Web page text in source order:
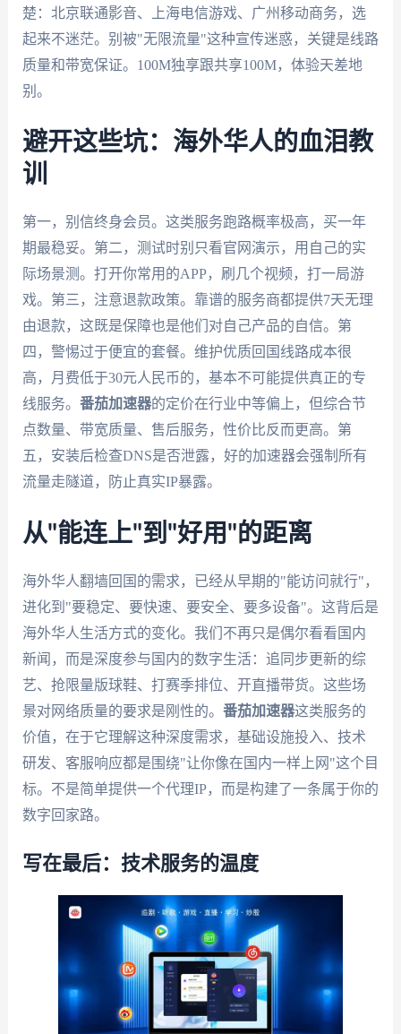
楚：北京联通影音、上海电信游戏、广州移动商务，选
起来不迷茫。别被"无限流量"这种宣传迷惑，关键是线路
质量和带宽保证。100M独享跟共享100M，体验天差地
别。
避开这些坑：海外华人的血泪教
训
第一，别信终身会员。这类服务跑路概率极高，买一年
期最稳妥。第二，测试时别只看官网演示，用自己的实
际场景测。打开你常用的APP，刷几个视频，打一局游
戏。第三，注意退款政策。靠谱的服务商都提供7天无理
由退款，这既是保障也是他们对自己产品的自信。第
四，警惕过于便宜的套餐。维护优质回国线路成本很
高，月费低于30元人民币的，基本不可能提供真正的专
线服务。 番茄加速器的定价在行业中等偏上，但综合节
点数量、带宽质量、售后服务，性价比反而更高。第
五，安装后检查DNS是否泄露，好的加速器会强制所有
流量走隧道，防止真实IP暴露。
从"能连上"到"好用"的距离
海外华人翻墙回国的需求，已经从早期的"能访问就行"，
进化到"要稳定、要快速、要安全、要多设备"。这背后是
海外华人生活方式的变化。我们不再只是偶尔看看国内
新闻，而是深度参与国内的数字生活：追同步更新的综
艺、抢限量版球鞋、打赛季排位、开直播带货。这些场
景对网络质量的要求是刚性的。 番茄加速器这类服务的
价值，在于它理解这种深度需求，基础设施投入、技术
研发、客服响应都是围绕"让你像在国内一样上网"这个目
标。不是简单提供一个代理IP，而是构建了一条属于你的
数字回家路。
写在最后：技术服务的温度